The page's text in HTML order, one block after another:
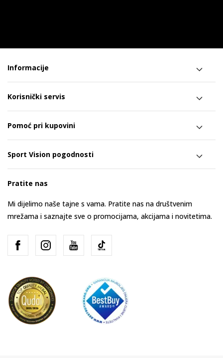
Informacije
Korisnički servis
Pomoć pri kupovini
Sport Vision pogodnosti
Pratite nas
Mi dijelimo naše tajne s vama. Pratite nas na društvenim
mrežama i saznajte sve o promocijama, akcijama i novitetima.